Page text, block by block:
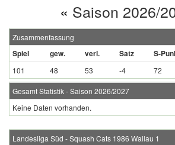
« Saison 2026/
Zusammenfassung
Spiel gew. verl. Satz S-
101 48 53 -4 72
Gesamt Statistik - Saison 2026/2027
Keine Daten vorhanden.
Landesliga Süd - Squash Cats 1986 Wallau 1